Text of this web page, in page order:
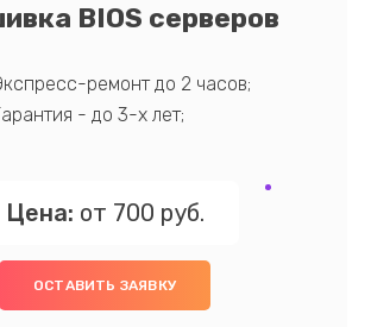
BIOS серверов
ремонт до 2 часов;
- до 3-х лет;
Цена: от 700 руб.
ОСТАВИТЬ ЗАЯВКУ